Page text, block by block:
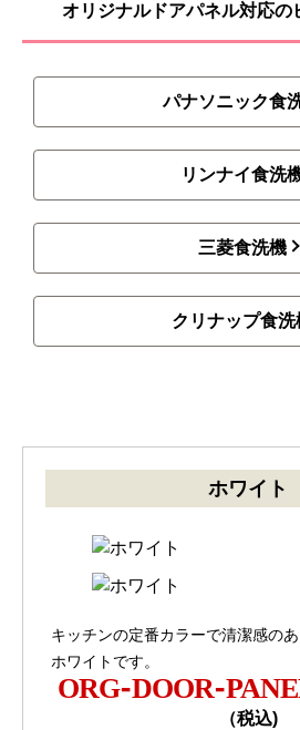
オリジナルドアパネル対応の
パナソニック食
リンナイ食洗
三菱食洗機
クリナップ食洗
ホワイト
キッチンの定番カラーで清潔感の
ホワイトです。
ORG-DOOR-
（税込)